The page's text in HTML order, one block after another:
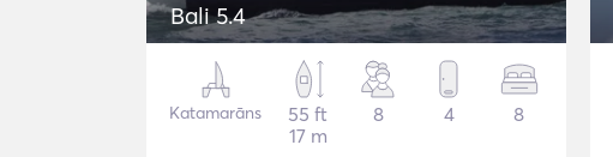
Bali 5.4
Katamarāns
55 ft
17 m
8 4 8